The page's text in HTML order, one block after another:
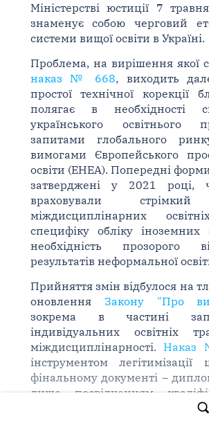
Міністерстві юстиції 7
знаменує собою черговий
системи вищої освіти в Україні.
Проблема, на вирішення якої
наказ № 668, виходить
простої технічної корекції
полягає в необхідності
українського освітнього
запитами глобального
вимогами Європейського
освіти (EHEA). Попередні
затверджені у 2021 році,
враховували стрімкий
міждисциплінарних
специфіку обліку іноземних
необхідність прозорого
результатів неформальної
Прийняття змін відбулося на
оновлення Закону "Про
зокрема в частині
індивідуальних освітніх
міждисциплінарності.
інструментом
фінальному документі –
лише посвідченням
ключем до академічної та